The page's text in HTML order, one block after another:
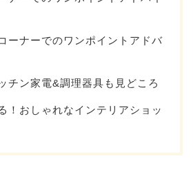
ーナーでのワンポイントアドバ
チン家電&調理器具も見どころ
！おしゃれなインテリアショッ